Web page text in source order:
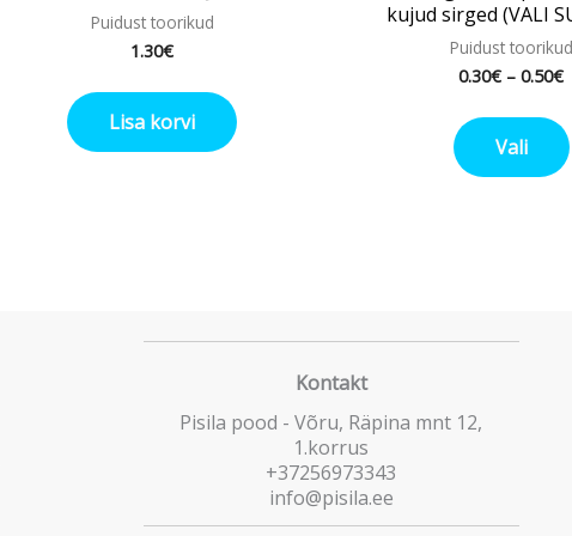
Puidust toorikud
1.30€
Lisa korvi
kujud sirged (VALI
Puidust toorikud
0.30€ – 0.50€
Vali
Kontakt
Pisila pood - Võru, Räpina mnt 12,
1.korrus
+37256973343
info@pisila.ee